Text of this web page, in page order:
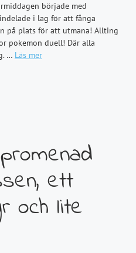
började med
i lag för att fånga
på plats för att utmana! Allting
pokemon duell! Där alla
… Läs mer
ett
och lite